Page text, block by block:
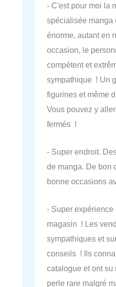
- C'est pour moi la
spécialisée manga
énorme, autant en
occasion, le
compétent et
sympathique ! Un
figurines et même
Vous pouvez y
fermés !
- Super endroit.
de manga. De bon
bonne occasions
- Super expérience
magasin ! Les
sympathiques et
conseils ! Ils
catalogue et ont su
perle rare malgré